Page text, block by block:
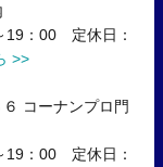
19：00 定休日：
>>
コーナンプロ門
19：00 定休日：